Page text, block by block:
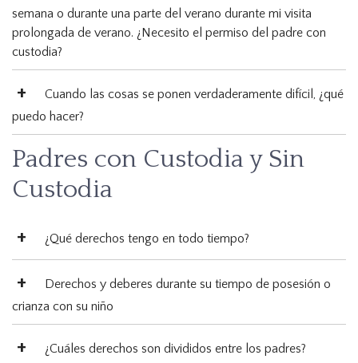
semana o durante una parte del verano durante mi visita
prolongada de verano. ¿Necesito el permiso del padre con
custodia?
Cuando las cosas se ponen verdaderamente difícil, ¿qué
puedo hacer?
Padres con Custodia y Sin
Custodia
¿Qué derechos tengo en todo tiempo?
Derechos y deberes durante su tiempo de posesión o
crianza con su niño
¿Cuáles derechos son divididos entre los padres?